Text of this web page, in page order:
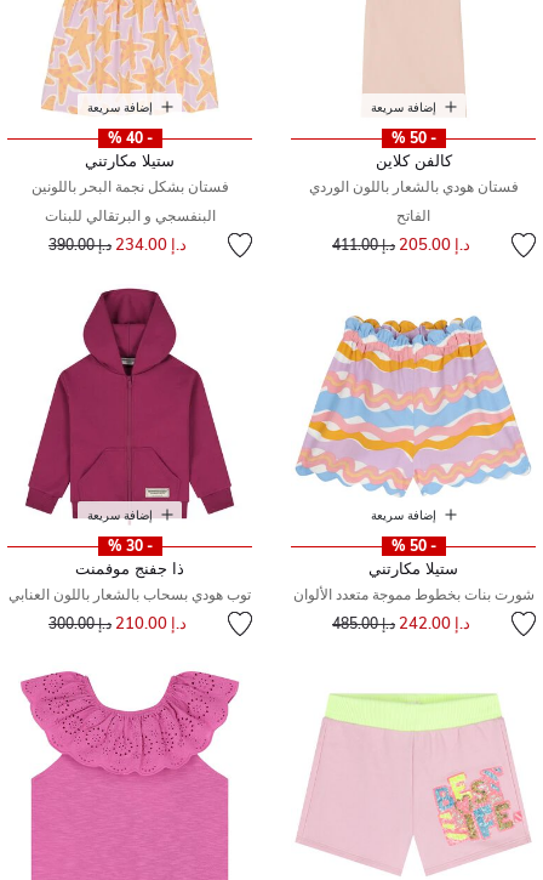
إضافة سريعة
- 50 %
كالفن كلاين
فستان هودي بالشعار باللون الوردي
الفاتح
د.إ 205.00 سعر مخفض مند.إ 411.00
إضافة سريعة
- 40 %
ستيلا مكارتني
فستان بشكل نجمة البحر باللونين
البنفسجي و البرتقالي للبنات
د.إ 234.00 سعر مخفض من
د.إ 390.00 إلى
إضافة سريعة
- 50 %
ستيلا مكارتني
شورت بنات بخطوط مموجة متعدد الألوان
د.إ 242.00 سعر مخفض مند.إ 485.00
إضافة سريعة
- 30 %
ذا جفنج موفمنت
توب هودي بسحاب بالشعار باللون العنابي
د.إ 210.00 سعر مخفض من
د.إ 300.00 إلى